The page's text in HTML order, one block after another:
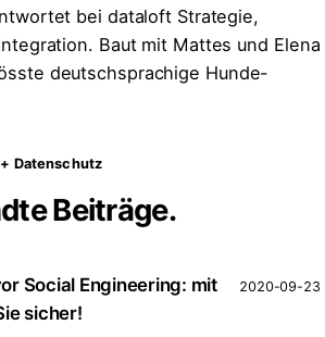
bei dataloft Strategie,
Baut mit Mattes und Elena
deutschsprachige Hunde-
Datenschutz
Beiträge.
Social Engineering: mit
sicher!
2020-09-23